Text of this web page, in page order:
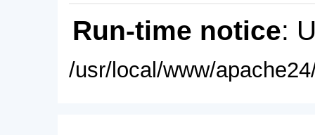
Run-time notice:
/usr/local/www/